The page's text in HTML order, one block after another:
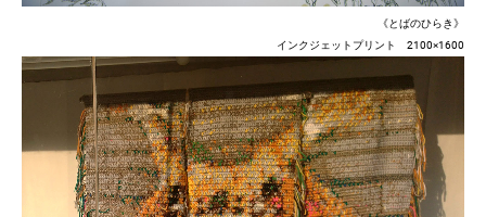
《とばのひらき》
インクジェットプリント 2100×1600